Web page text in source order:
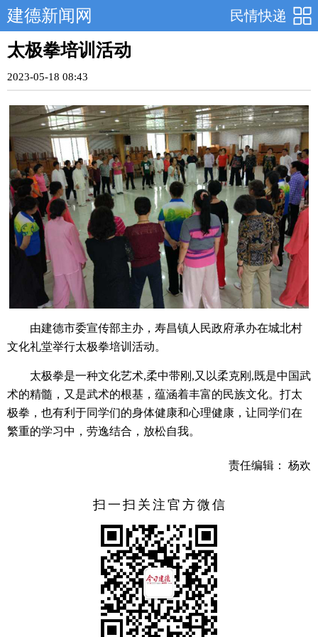
民情快递
建德新闻网
太极拳培训活动
2023-05-18 08:43
由建德市委宣传部主办，寿昌镇人民政府承办在城北村
文化礼堂举行太极拳培训 活动。
太极拳是一种文化艺术,柔中带刚,又以柔克刚,既是中国武
术的精髓，又是武术的根基，蕴涵着丰富的民族文化。打太
极拳，也有利于同学们的身体健康和心理健康，让同学们在
繁重的学习中，劳逸结合，放松自我。
责任编辑： 杨欢
扫一扫关注官方微信